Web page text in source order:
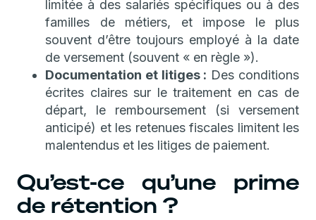
limitée à des salariés spécifiques ou à des
familles de métiers, et impose le plus
souvent d’être toujours employé à la date
de versement (souvent « en règle »).
Documentation et litiges : Des conditions
écrites claires sur le traitement en cas de
départ, le remboursement (si versement
anticipé) et les retenues fiscales limitent les
malentendus et les litiges de paiement.
Qu’est-ce qu’une prime
de rétention ?